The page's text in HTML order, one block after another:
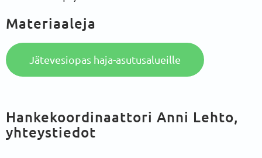
Materiaaleja
Jätevesiopas haja-asutusalueille
Hankekoordinaattori Anni Lehto,
yhteystiedot